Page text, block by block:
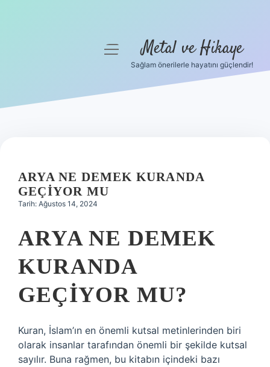
Hakkımızda
menüyüMetal ve Hikaye
Sağlam önerilerle hayatını güçlendir!
ARYA NE DEMEK KURANDA
GEÇIYOR MU
Tarih: Ağustos 14, 2024
ARYA NE DEMEK
KURANDA
GEÇIYOR MU?
Kuran, İslam’ın en önemli kutsal metinlerinden biri
olarak insanlar tarafından önemli bir şekilde kutsal
sayılır. Buna rağmen, bu kitabın içindeki bazı